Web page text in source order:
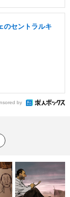
のセントラルキ
by